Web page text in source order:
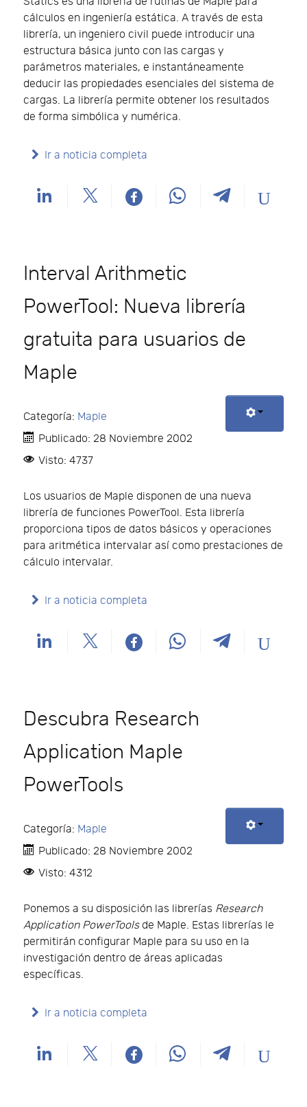
cálculos en ingeniería estática. A través de esta
librería, un ingeniero civil puede introducir una
estructura básica junto con las cargas y
parámetros materiales, e instantáneamente
deducir las propiedades esenciales del sistema de
cargas. La librería permite obtener los resultados
de forma simbólica y numérica.
Ir a noticia completa
Interval Arithmetic
PowerTool: Nueva librería
gratuita para usuarios de
Maple
Categoría: Maple
Publicado: 28 Noviembre 2002
Visto: 4737
Los usuarios de Maple disponen de una nueva
librería de funciones PowerTool. Esta librería
proporciona tipos de datos básicos y operaciones
para aritmética intervalar así como prestaciones de
cálculo intervalar.
Ir a noticia completa
Descubra Research
Application Maple
PowerTools
Categoría: Maple
Publicado: 28 Noviembre 2002
Visto: 4312
Ponemos a su disposición las librerías Research
Application PowerToolsde Maple. Estas librerías le
permitirán configurar Maple para su uso en la
investigación dentro de áreas aplicadas
específicas.
Ir a noticia completa